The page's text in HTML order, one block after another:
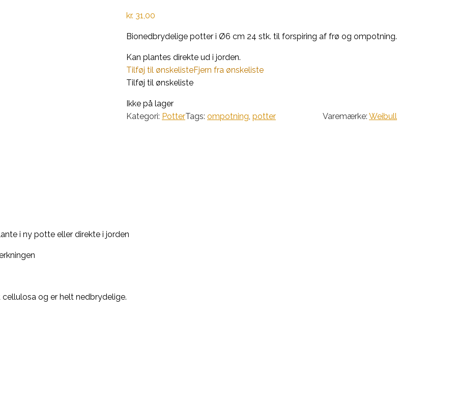
kr. 31,00
Bionedbrydelige potter i Ø6 cm 24 stk. til forspiring af frø og ompotning.
Kan plantes direkte ud i jorden.
Tilføj til ønskelisteFjern fra ønskeliste
Tilføj til ønskeliste
Ikke på lager
Kategori: PotterTags: ompotning potter Varemærke: Weibull
i ny potte eller direkte i jorden
og er helt nedbrydelige.